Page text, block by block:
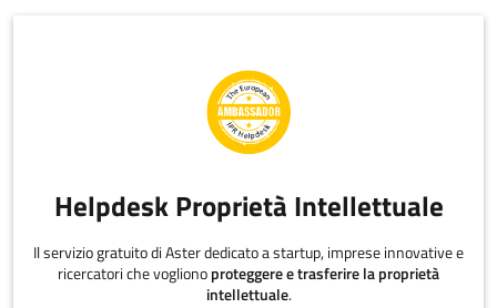
Helpdesk Proprietà Intellettuale
Il servizio gratuito di Aster dedicato a startup, imprese innovative e
ricercatori che voglionoproteggere e trasferire la proprietà
intellettuale.